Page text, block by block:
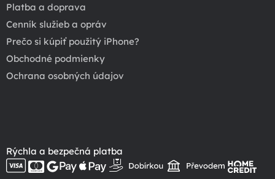
Platba a doprava
Cenník služieb a opráv
Prečo si kúpiť použitý iPhone?
Obchodné podmienky
Ochrana osobných údajov
Rýchla a bezpečná platba